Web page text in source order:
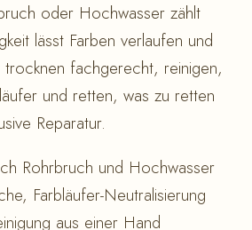
oder Hochwasser zählt
lässt Farben verlaufen und
trocknen fachgerecht, reinigen,
und retten, was zu retten
Reparatur.
Rohrbruch und Hochwasser
Farbläufer-Neutralisierung
aus einer Hand